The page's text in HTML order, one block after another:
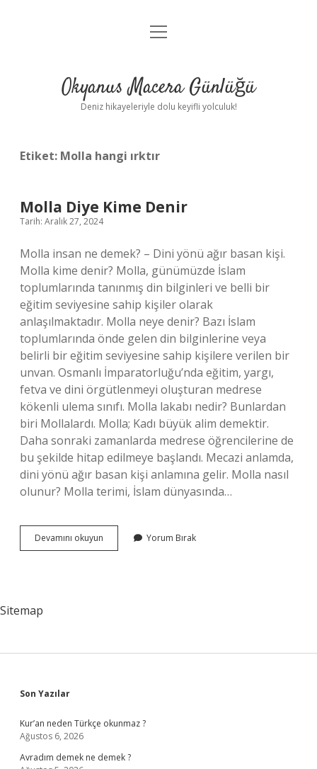
Anasayfa
Yasal Uyarı
menüyü
Okyanus Macera Günlüğü
Deniz hikayeleriyle dolu keyifli yolculuk!
Etiket: Molla hangi ırktır
Molla Diye Kime Denir
Tarih: Aralık 27, 2024
Molla insan ne demek? – Dini yönü ağır basan kişi.
Molla kime denir? Molla, günümüzde İslam
toplumlarında tanınmış din bilginleri ve belli bir
eğitim seviyesine sahip kişiler olarak
anlaşılmaktadır. Molla neye denir? Bazı İslam
toplumlarında önde gelen din bilginlerine veya
belirli bir eğitim seviyesine sahip kişilere verilen bir
unvan. Osmanlı İmparatorluğu’nda eğitim, yargı,
fetva ve dini örgütlenmeyi oluşturan medrese
kökenli ulema sınıfı. Molla lakabı nedir? Bunlardan
biri Mollalardı. Molla; Kadı büyük alim demektir.
Daha sonraki zamanlarda medrese öğrencilerine de
bu şekilde hitap edilmeye başlandı. Mecazi anlamda,
dini yönü ağır basan kişi anlamına gelir. Molla nasıl
olunur? Molla terimi, İslam dünyasında…
Devamını okuyun
Diye
Yorum Bırak
Sitemap
Sidebar
Son Yazılar
Kur’an neden Türkçe okunmaz ?
Ağustos 6, 2026
Avradım demek ne demek ?